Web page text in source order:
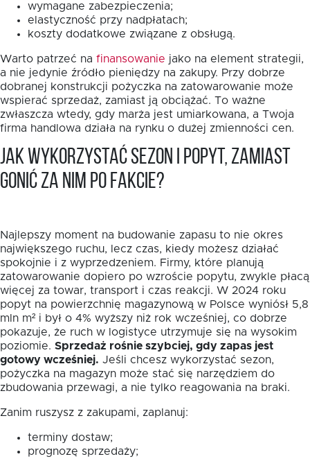
wymagane zabezpieczenia;
elastyczność przy nadpłatach;
koszty dodatkowe związane z obsługą.
Warto patrzeć na finansowanie jako na element strategii,
a nie jedynie źródło pieniędzy na zakupy. Przy dobrze
dobranej konstrukcji pożyczka na zatowarowanie może
wspierać sprzedaż, zamiast ją obciążać. To ważne
zwłaszcza wtedy, gdy marża jest umiarkowana, a Twoja
firma handlowa działa na rynku o dużej zmienności cen.
Jak wykorzystać sezon i popyt, zamiast
gonić za nim po fakcie?
Najlepszy moment na budowanie zapasu to nie okres
największego ruchu, lecz czas, kiedy możesz działać
spokojnie i z wyprzedzeniem. Firmy, które planują
zatowarowanie dopiero po wzroście popytu, zwykle płacą
więcej za towar, transport i czas reakcji. W 2024 roku
popyt na powierzchnię magazynową w Polsce wyniósł 5,8
mln m² i był o 4% wyższy niż rok wcześniej, co dobrze
pokazuje, że ruch w logistyce utrzymuje się na wysokim
poziomie. Sprzedaż rośnie szybciej, gdy zapas jest
gotowy wcześniej. Jeśli chcesz wykorzystać sezon,
pożyczka na magazyn może stać się narzędziem do
zbudowania przewagi, a nie tylko reagowania na braki.
Zanim ruszysz z zakupami, zaplanuj:
terminy dostaw;
prognozę sprzedaży;